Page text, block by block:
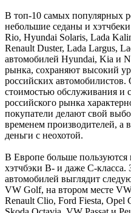
В топ-10 самых популярных
небольшие седаны и
Rio, Hyundai Solaris, Lada
Renault Duster, Lada Largus,
автомобилей Hyundai, Kia и
рынка, сохраняют высокий
российских
стоимостью обслуживания и
российского рынка
покупатели делают свой
временем производителей, а
деньги с неохотой.
В Европе больше
хэтчбэки В- и даже С-
автомобилей выглядит
VW Golf, на втором месте
Renault Clio, Ford Fiesta, Opel